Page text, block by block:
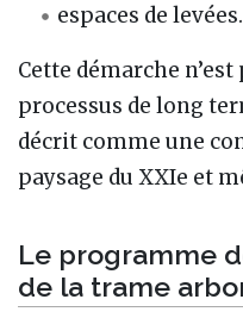
espaces de levées.
Cette démarche
processus de long
décrit comme une
paysage du XXIe et
Le programme
de la trame